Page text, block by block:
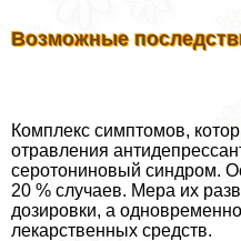
Возможные
Комплекс симптомов,
отравления
серотониновый синдром.
20 % случаев. Мера их
дозировки, а
лекарственных средств.